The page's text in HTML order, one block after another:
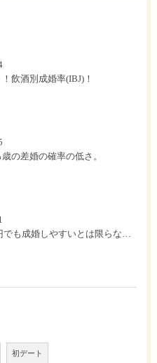
飲酒別成婚率(IBJ)！
の差婚の確率の低さ。
年収1000万円でも成婚しやすいとは限らない? 「年収帯別の成婚率」のリアル
初デート